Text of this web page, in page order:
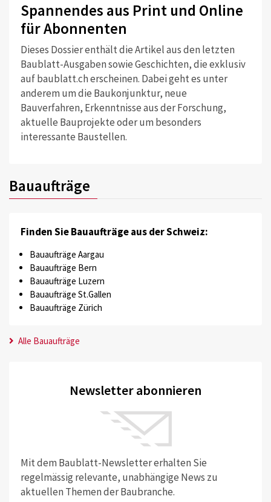
Spannendes aus Print und Online
für Abonnenten
Dieses Dossier enthält die Artikel aus den letzten
Baublatt-Ausgaben sowie Geschichten, die exklusiv
auf baublatt.ch erscheinen. Dabei geht es unter
anderem um die Baukonjunktur, neue
Bauverfahren, Erkenntnisse aus der Forschung,
aktuelle Bauprojekte oder um besonders
interessante Baustellen.
Bauaufträge
Finden Sie Bauaufträge aus der Schweiz:
Bauaufträge Aargau
Bauaufträge Bern
Bauaufträge Luzern
Bauaufträge St.Gallen
Bauaufträge Zürich
Alle Bauaufträge
Newsletter abonnieren
Mit dem Baublatt-Newsletter erhalten Sie
regelmässig relevante, unabhängige News zu
aktuellen Themen der Baubranche.